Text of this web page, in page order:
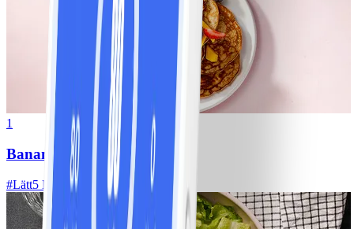
1
Bananpannkakor
#Lätt5 MIN